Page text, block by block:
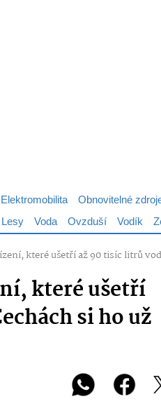
Elektromobilita Obnovitelné
Lesy Voda Ovzduší Vodík
které ušetří až 90 tisíc litrů
které ušetří
si ho už